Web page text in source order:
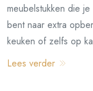
meubelstukken die
bent naar extra
keuken of zelfs op
Lees verder